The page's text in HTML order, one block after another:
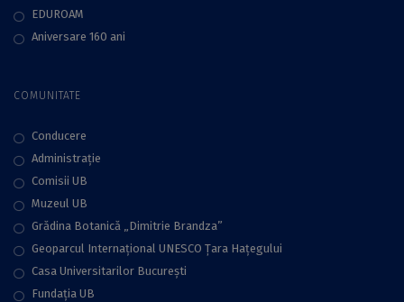
EDUROAM
Aniversare 160 ani
COMUNITATE
Conducere
Administraţie
Comisii UB
Muzeul UB
Grădina Botanică „Dimitrie Brandza”
Geoparcul Internațional UNESCO Țara Hațegului
Casa Universitarilor București
Fundaţia UB